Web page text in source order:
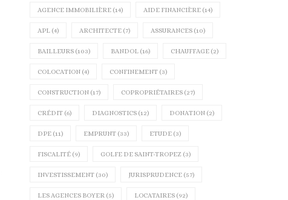
AGENCE IMMOBILIÈRE (14) AIDE FINANCIÈRE (14)
APL (4) ARCHITECTE (7) ASSURANCES (10)
BAILLEURS (103) BANDOL (16) CHAUFFAGE (2)
COLOCATION (4) CONFINEMENT (3)
CONSTRUCTION (17) COPROPRIÉTAIRES (27)
CRÉDIT (6) DIAGNOSTICS (12) DONATION (2)
DPE (11) EMPRUNT (33) ETUDE (3)
FISCALITÉ (9) GOLFE DE SAINT-TROPEZ (3)
INVESTISSEMENT (30) JURISPRUDENCE (57)
LES AGENCES BOYER (5) LOCATAIRES (92)